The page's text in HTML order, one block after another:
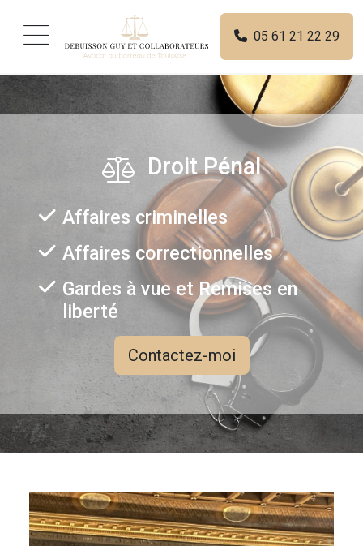
Menu
05 61 21 22 29
Droit Pénal
Affaires criminelles
Affaires correctionnelles
Gardes à vue et Remises en
liberté
Contactez-moi